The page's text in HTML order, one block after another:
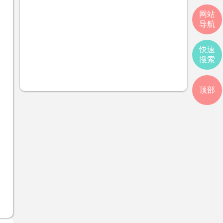
网站
导航
快速
搜索
顶部